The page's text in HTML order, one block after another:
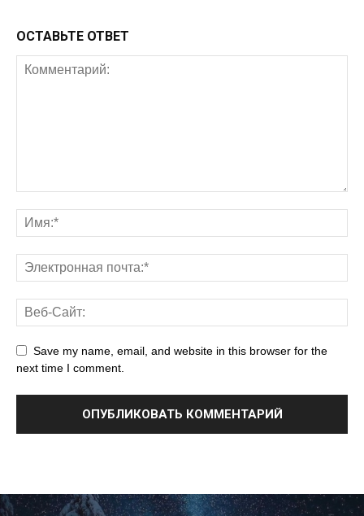
ОСТАВЬТЕ ОТВЕТ
Save my name, email, and website in this browser for the
next time I comment.